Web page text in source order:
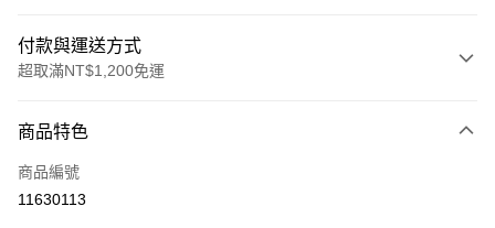
付款與運送方式
超取滿NT$1,200免運
信用卡一次付款
信用卡分期付款
商品特色
商品編號
11630113